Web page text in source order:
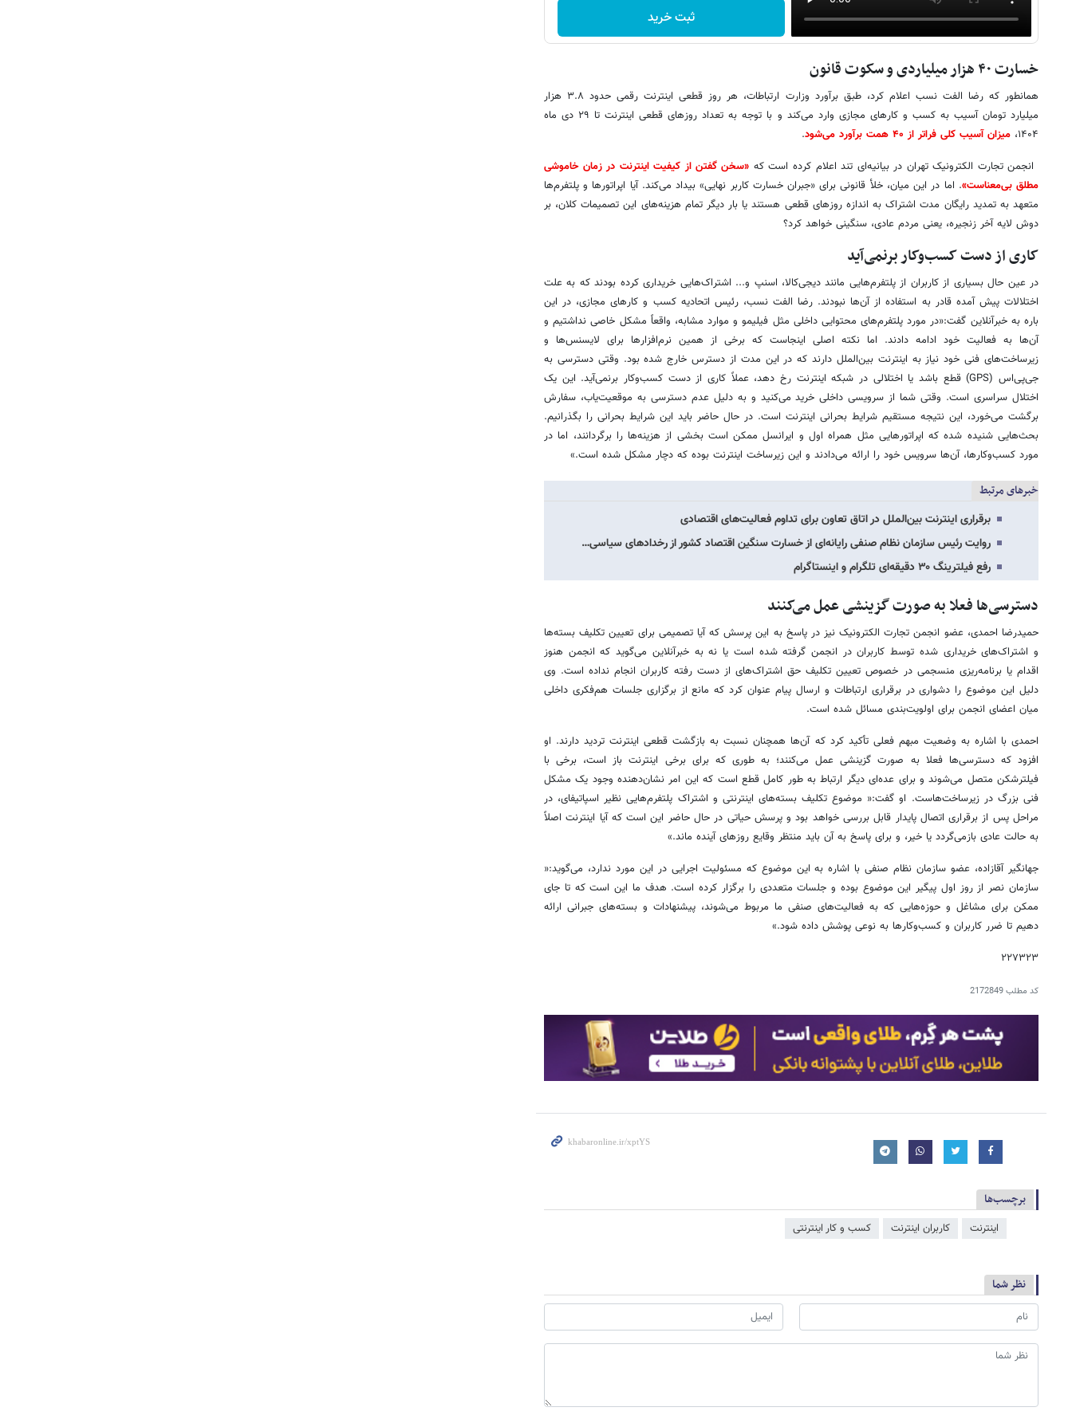
ثبت خرید
خسارت ۴۰ هزار میلیاردی و سکوت قانون
همانطور که رضا الفت نسب اعلام کرد، طبق برآورد وزارت ارتباطات، هر روز قطعی اینترنت رقمی حدود ۳.۸ هزار
میلیارد تومان آسیب به کسب و کارهای مجازی وارد می‌کند و با توجه به تعداد روزهای قطعی اینترنت تا ۲۹ دی ماه
۱۴۰۴، میزان آسیب کلی فراتر از ۴۰ همت برآورد می‌شود
.
انجمن تجارت الکترونیک تهران در بیانیه‌ای تند اعلام کرده است که «سخن گفتن از کیفیت اینترنت در زمان خاموشی
مطلق بی‌معناست». اما در این میان، خلأ قانونی برای «جبران خسارت کاربر نهایی» بیداد می‌کند. آیا اپراتورها و پلتفرم‌ها
متعهد به تمدید رایگان مدت اشتراک به اندازه روزهای قطعی هستند یا بار دیگر تمام هزینه‌های این تصمیمات کلان، بر
دوش لایه آخر زنجیره، یعنی مردم عادی، سنگینی خواهد کرد؟
کاری از دست کسب‌وکار برنمی‌آید
در عین حال بسیاری از کاربران از پلتفرم‌هایی مانند دیجی‌کالا، اسنپ و... اشتراک‌هایی خریداری کرده بودند که به علت
اختلالات پیش‌ آمده قادر به استفاده از آن‌ها نبودند. رضا الفت نسب، رئیس اتحادیه کسب و کارهای مجازی، در این
باره به خبرآنلاین گفت:«در مورد پلتفرم‌های محتوایی داخلی مثل فیلیمو و موارد مشابه، واقعاً مشکل خاصی نداشتیم و
آن‌ها به فعالیت خود ادامه دادند. اما نکته اصلی اینجاست که برخی از همین نرم‌افزارها برای لایسنس‌ها و
زیرساخت‌های فنی خود نیاز به اینترنت بین‌الملل دارند که در این مدت از دسترس خارج شده بود. وقتی دسترسی به
جی‌پی‌اس (GPS) قطع باشد یا اختلالی در شبکه اینترنت رخ دهد، عملاً کاری از دست کسب‌وکار برنمی‌آید. این یک
اختلال سراسری است. وقتی شما از سرویسی داخلی خرید می‌کنید و به دلیل عدم دسترسی به موقعیت‌یاب، سفارش
برگشت می‌خورد، این نتیجه مستقیم شرایط بحرانی اینترنت است. در حال حاضر باید این شرایط بحرانی را بگذرانیم.
بحث‌هایی شنیده شده که اپراتورهایی مثل همراه اول و ایرانسل ممکن است بخشی از هزینه‌ها را برگردانند، اما در
مورد کسب‌وکارها، آن‌ها سرویس خود را ارائه می‌دادند و این زیرساخت اینترنت بوده که دچار مشکل شده است.»
خبرهای مرتبط
برقراری اینترنت بین‌الملل در اتاق تعاون برای تداوم فعالیت‌های اقتصادی
روایت رئیس سازمان نظام صنفی رایانه‌ای از خسارت سنگین اقتصاد کشور از رخدادهای سیاسی…
رفع فیلترینگ ۳۰ دقیقه‌ای تلگرام و اینستاگرام
دسترسی‌ها فعلا به صورت گزینشی عمل می‌کنند
حمیدرضا احمدی، عضو انجمن تجارت الکترونیک نیز در پاسخ به این پرسش که آیا تصمیمی برای تعیین تکلیف بسته‌ها
و اشتراک‌های خریداری شده توسط کاربران در انجمن گرفته شده است یا نه به خبرآنلاین می‌گوید که انجمن هنوز
اقدام یا برنامه‌ریزی منسجمی در خصوص تعیین تکلیف حق اشتراک‌های از دست رفته کاربران انجام نداده است. وی
دلیل این موضوع را دشواری در برقراری ارتباطات و ارسال پیام عنوان کرد که مانع از برگزاری جلسات هم‌فکری داخلی
میان اعضای انجمن برای اولویت‌بندی مسائل شده است.
احمدی با اشاره به وضعیت مبهم فعلی تأکید کرد که آن‌ها همچنان نسبت به بازگشت قطعی اینترنت تردید دارند. او
افزود که دسترسی‌ها فعلا به صورت گزینشی عمل می‌کنند؛ به طوری که برای برخی اینترنت باز است، برخی با
فیلترشکن متصل می‌شوند و برای عده‌ای دیگر ارتباط به طور کامل قطع است که این امر نشان‌دهنده وجود یک مشکل
فنی بزرگ در زیرساخت‌هاست. او گفت:« موضوع تکلیف بسته‌های اینترنتی و اشتراک پلتفرم‌هایی نظیر اسپاتیفای، در
مراحل پس از برقراری اتصال پایدار قابل بررسی خواهد بود و پرسش حیاتی در حال حاضر این است که آیا اینترنت اصلاً
به حالت عادی بازمی‌گردد یا خیر، و برای پاسخ به آن باید منتظر وقایع روزهای آینده ماند.»
جهانگیر آقازاده، عضو سازمان نظام صنفی با اشاره به این موضوع که مسئولیت اجرایی در این مورد ندارد، می‌گوید:«
سازمان نصر از روز اول پیگیر این موضوع بوده و جلسات متعددی را برگزار کرده است. هدف ما این است که تا جای
ممکن برای مشاغل و حوزه‌هایی که به فعالیت‌های صنفی ما مربوط می‌شوند، پیشنهادات و بسته‌های جبرانی ارائه
دهیم تا ضرر کاربران و کسب‌وکارها به نوعی پوشش داده شود.»
۲۲۷۳۲۳
کد مطلب2172849
برچسب‌ها
اینترنت کاربران اینترنت کسب و کار اینترنتی
نظر شما